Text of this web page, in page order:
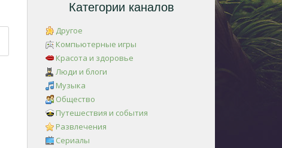
Категории каналов
Другое
Компьютерные игры
Красота и здоровье
Люди и блоги
Музыка
Общество
Путешествия и события
Развлечения
Сериалы